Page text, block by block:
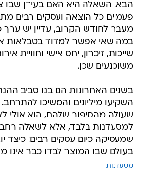
הבא. השאלה היא האם בעידן שבו
פעמיים כל הוצאה ועסקים רבים
מעבר לחודש הקרוב, עדיין יש
במה שאי אפשר למדוד בטבלאות
שייכות, זיכרון, יחס אישי וחוויית
משוכנעים שכן.
בשנים האחרונות הם בנו סביב
השקיעו מיליונים והמשיכו
שעולה מהסיפור שלהם, הוא אולי
למסעדנות בלבד, אלא לשאלה
שמעסיקה כיום עסקים רבים: כיצד
בעולם שבו המוצר לבדו כבר אינו
מסעדנות